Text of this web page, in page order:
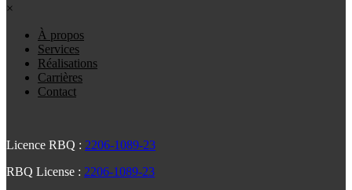
×
À propos
Services
Réalisations
Carrières
Contact
Licence RBQ : 2206-1089-23
RBQ License : 2206-1089-23